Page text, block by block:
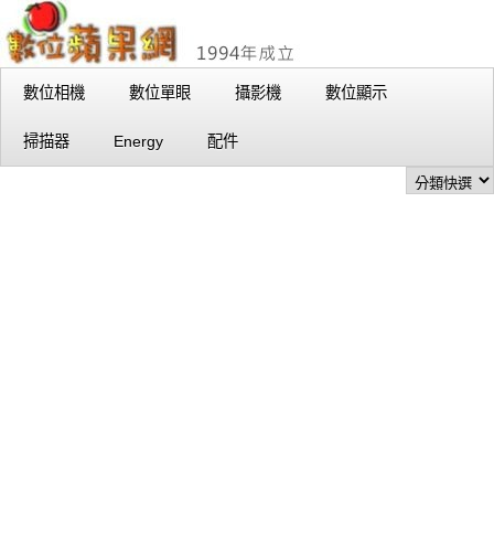
數位相機 數位單眼 攝影機 數位顯示
掃描器 Energy 配件